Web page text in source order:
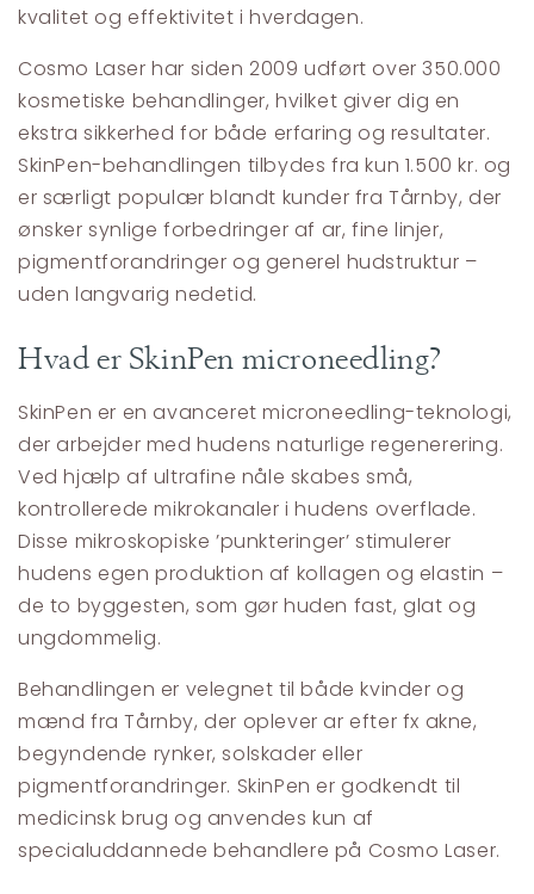
kvalitet og effektivitet i hverdagen.
Cosmo Laser har siden 2009 udført over 350.000
kosmetiske behandlinger, hvilket giver dig en
ekstra sikkerhed for både erfaring og resultater.
SkinPen-behandlingen tilbydes fra kun 1.500 kr. og
er særligt populær blandt kunder fra Tårnby, der
ønsker synlige forbedringer af ar, fine linjer,
pigmentforandringer og generel hudstruktur –
uden langvarig nedetid.
Hvad er SkinPen microneedling?
SkinPen er en avanceret microneedling-teknologi,
der arbejder med hudens naturlige regenerering.
Ved hjælp af ultrafine nåle skabes små,
kontrollerede mikrokanaler i hudens overflade.
Disse mikroskopiske ’punkteringer’ stimulerer
hudens egen produktion af kollagen og elastin –
de to byggesten, som gør huden fast, glat og
ungdommelig.
Behandlingen er velegnet til både kvinder og
mænd fra Tårnby, der oplever ar efter fx akne,
begyndende rynker, solskader eller
pigmentforandringer. SkinPen er godkendt til
medicinsk brug og anvendes kun af
specialuddannede behandlere på Cosmo Laser.